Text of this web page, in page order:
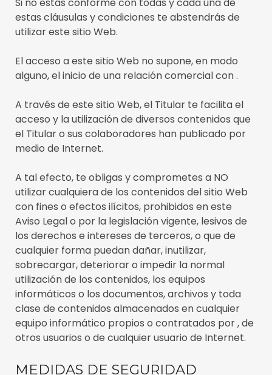
Si no estás conforme con todas y cada una de
estas cláusulas y condiciones te abstendrás de
utilizar este sitio Web.
El acceso a este sitio Web no supone, en modo
alguno, el inicio de una relación comercial con .
A través de este sitio Web, el Titular te facilita el
acceso y la utilización de diversos contenidos que
el Titular o sus colaboradores han publicado por
medio de Internet.
A tal efecto, te obligas y comprometes a NO
utilizar cualquiera de los contenidos del sitio Web
con fines o efectos ilícitos, prohibidos en este
Aviso Legal o por la legislación vigente, lesivos de
los derechos e intereses de terceros, o que de
cualquier forma puedan dañar, inutilizar,
sobrecargar, deteriorar o impedir la normal
utilización de los contenidos, los equipos
informáticos o los documentos, archivos y toda
clase de contenidos almacenados en cualquier
equipo informático propios o contratados por , de
otros usuarios o de cualquier usuario de Internet.
MEDIDAS DE SEGURIDAD